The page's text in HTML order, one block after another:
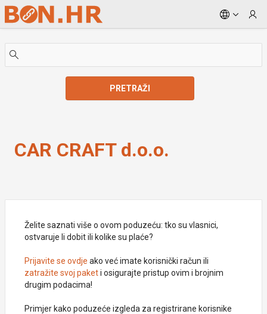
Skip to Main Content
PRETRAŽI
CAR CRAFT d.o.o.
Želite saznati više o ovom poduzeću: tko su vlasnici,
ostvaruje li dobit ili kolike su plaće?
Prijavite se ovdje ako već imate korisnički račun ili
zatražite svoj paketi osigurajte pristup ovim i brojnim
drugim podacima!
Primjer kako poduzeće izgleda za registrirane korisnike